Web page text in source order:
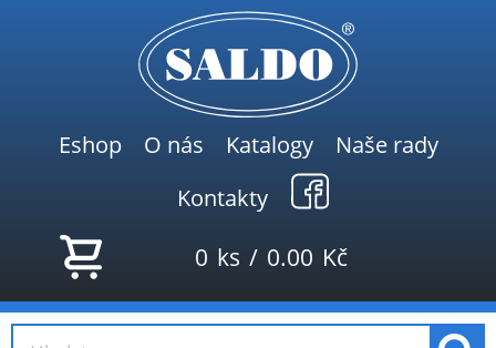
Eshop O nás Katalogy
Naše rady
Kontakty
0 ks / 0.00 Kč